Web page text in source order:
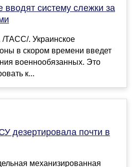
систему слежки за
. Украинское
в скором времени введет
военнообязанных. Это
к...
дезертировала почти в
механизированная